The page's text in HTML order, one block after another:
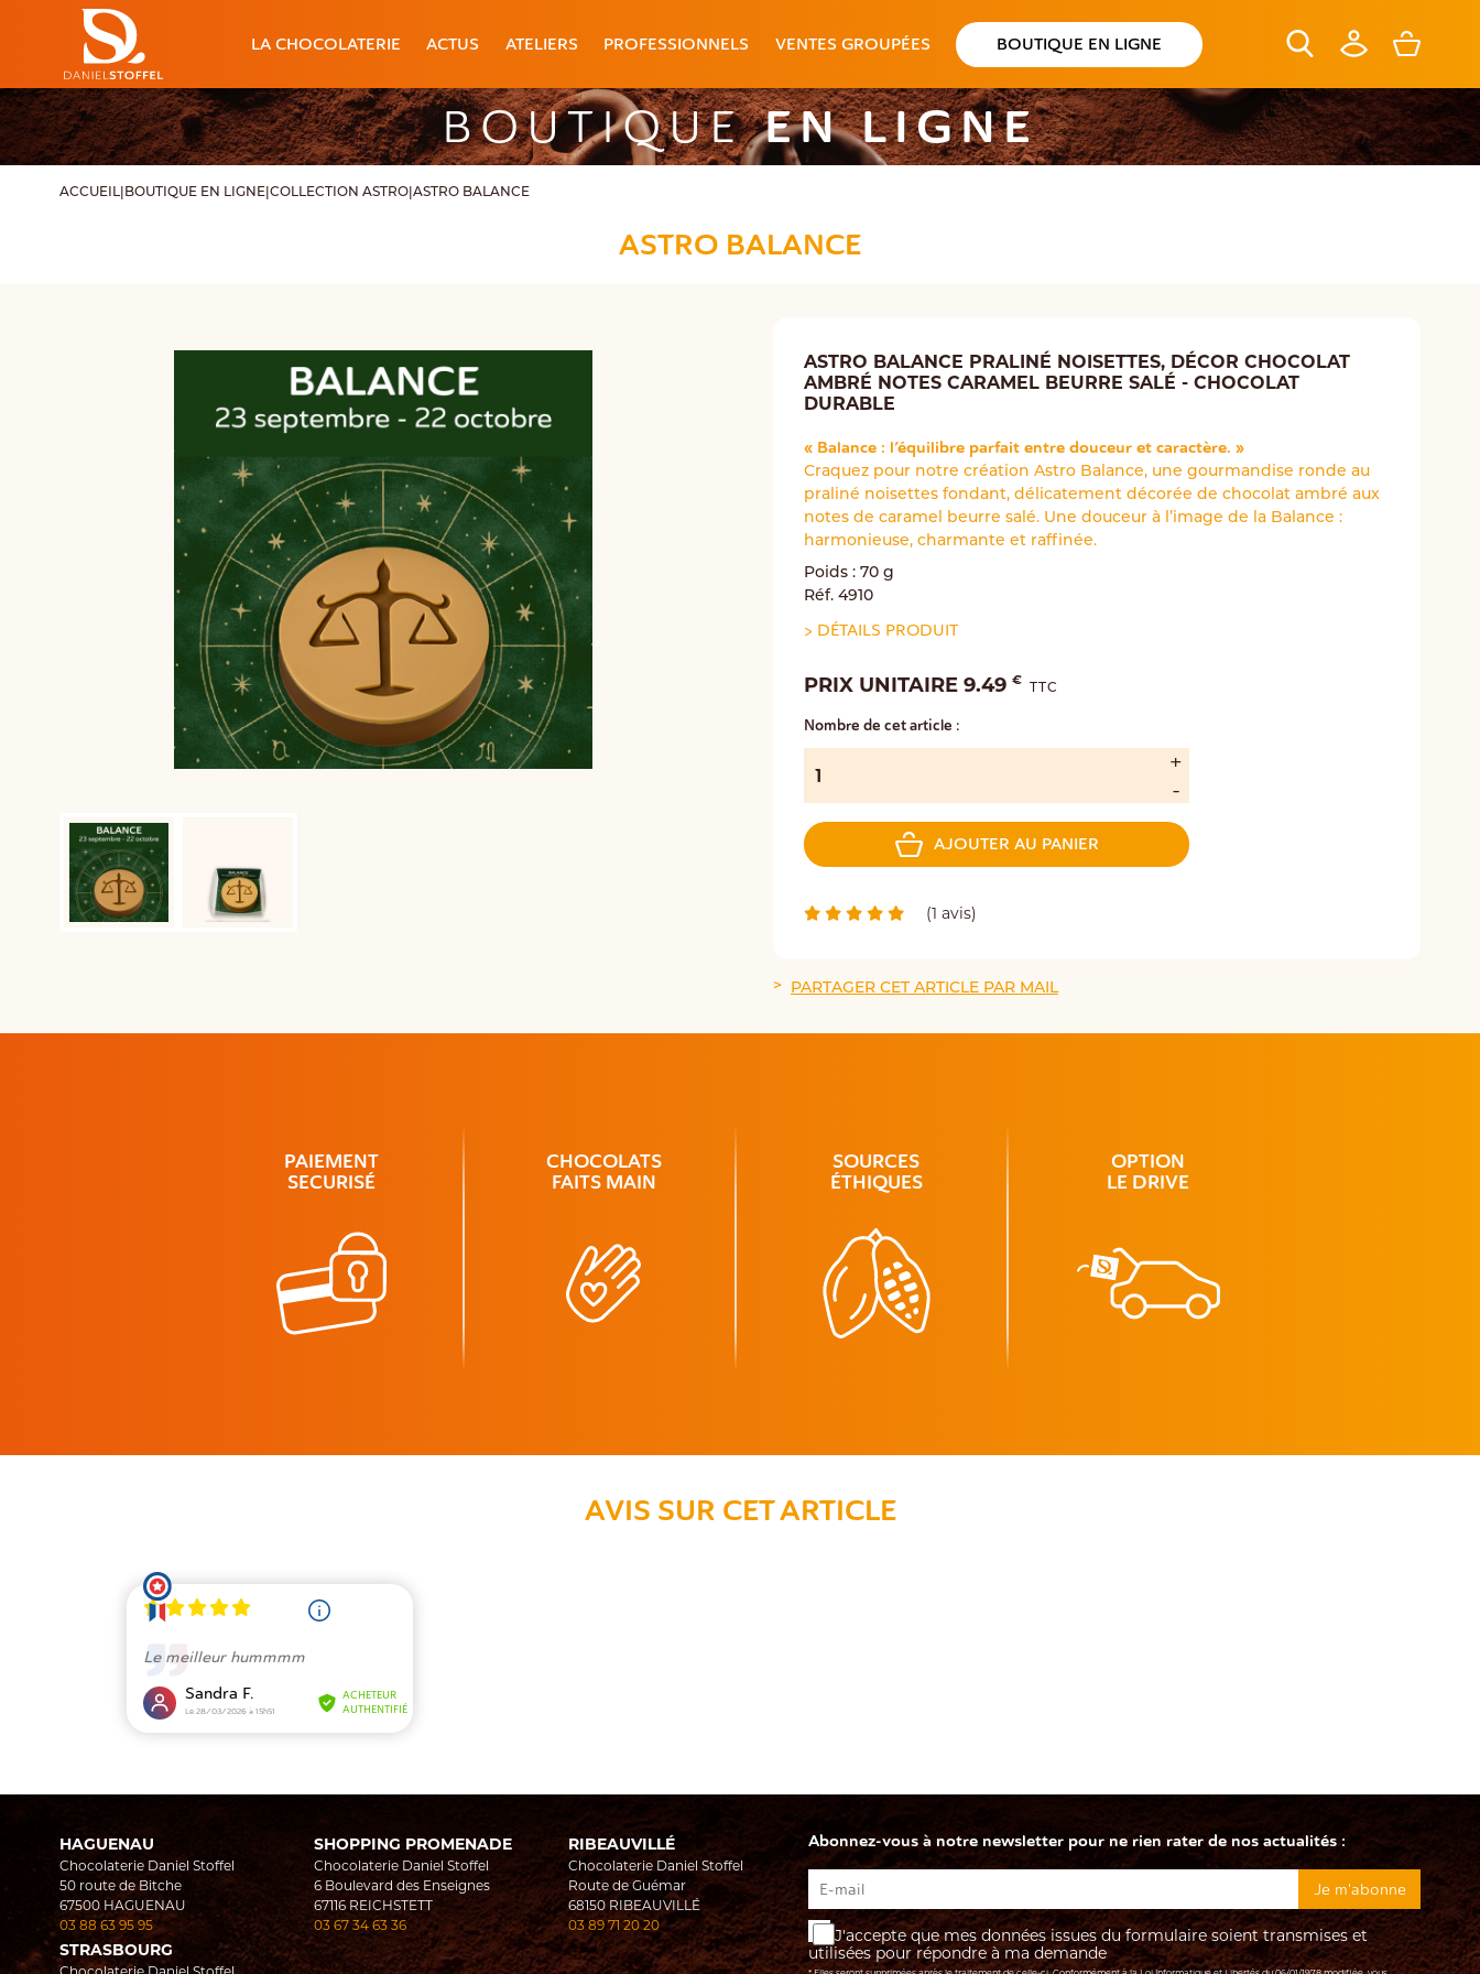
LA CHOCOLATERIE ACTUS ATELIERS PROFESSIONNELS VENTES GROUPÉES BOUTIQUE EN LIGNE
BOUTIQUEEN LIGNE
ACCUEIL| BOUTIQUE EN LIGNE| COLLECTION ASTRO| ASTRO BALANCE
ASTRO BALANCE
ASTRO BALANCE PRALINÉ NOISETTES, DÉCOR CHOCOLAT
AMBRÉ NOTES CARAMEL BEURRE SALÉ - CHOCOLAT
DURABLE
« Balance : l’équilibre parfait entre douceur et caractère. »
Craquez pour notre création Astro Balance, une gourmandise ronde au
praliné noisettes fondant, délicatement décorée de chocolat ambré aux
notes de caramel beurre salé. Une douceur à l’image de la Balance :
harmonieuse, charmante et raffinée.
Poids : 70 g
Réf. 4910
> DÉTAILS PRODUIT
PRIX UNITAIRE 9.49 €
TTC
Nombre de cet article :
AJOUTER AU PANIER
(1 avis)
PARTAGER CET ARTICLE PAR MAIL
PAIEMENT
SECURISÉ
CHOCOLATS
FAITS MAIN
SOURCES
ÉTHIQUES
OPTION
LE DRIVE
AVIS SUR CET ARTICLE
Le meilleur hummmm
Sandra F.
Le 28/03/2026 à 15h51
ACHETEUR
AUTHENTIFIÉ
HAGUENAU
Chocolaterie Daniel Stoffel
50 route de Bitche
67500 HAGUENAU
03 88 63 95 95
SHOPPING PROMENADE
Chocolaterie Daniel Stoffel
6 Boulevard des Enseignes
67116 REICHSTETT
03 67 34 63 36
RIBEAUVILLÉ
Chocolaterie Daniel Stoffel
Route de Guémar
68150 RIBEAUVILLÉ
03 89 71 20 20
STRASBOURG
Abonnez-vous à notre newsletter pour ne rien rater de nos actualités :
J'accepte que mes données issues du formulaire soient transmises et
utilisées pour répondre à ma demande